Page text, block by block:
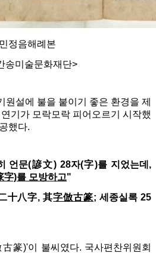
정음해례본
송미술문화재단>
원설에 불을 붙이기 좋은 환경을 제
기가 모락모락 피어오르기 시작했
했다.
언문(諺文) 28자(字)를 지었는데,
字)를 모방하고"
十八字, 其字倣古篆; 세종실록 25
篆)'이 불씨였다. 국사편찬위원회